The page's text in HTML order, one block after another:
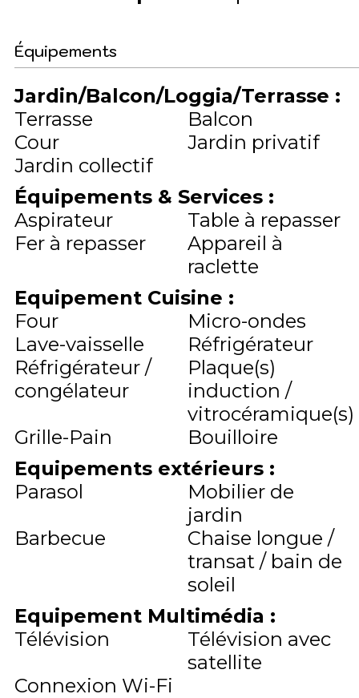
Équipements
Jardin/Balcon/Loggia/Terrasse :
Terrasse
Balcon
Cour
Jardin privatif
Jardin collectif
Équipements & Services :
Aspirateur
Table à repasser
Fer à repasser
Appareil à
raclette
Equipement Cuisine :
Four
Micro-ondes
Lave-vaisselle
Réfrigérateur
Réfrigérateur /
congélateur
Plaque(s)
induction /
vitrocéramique(s)
Grille-Pain
Bouilloire
Equipements extérieurs :
Parasol
Mobilier de
jardin
Barbecue
Chaise longue /
transat / bain de
soleil
Equipement Multimédia :
Télévision
Télévision avec
satellite
Connexion Wi-Fi